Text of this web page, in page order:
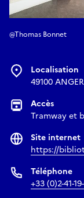
@Thomas Bonnet
Localisation
49100
Accès
Tramway et
Site internet
https://
Téléphone
+33 (0)2-41-